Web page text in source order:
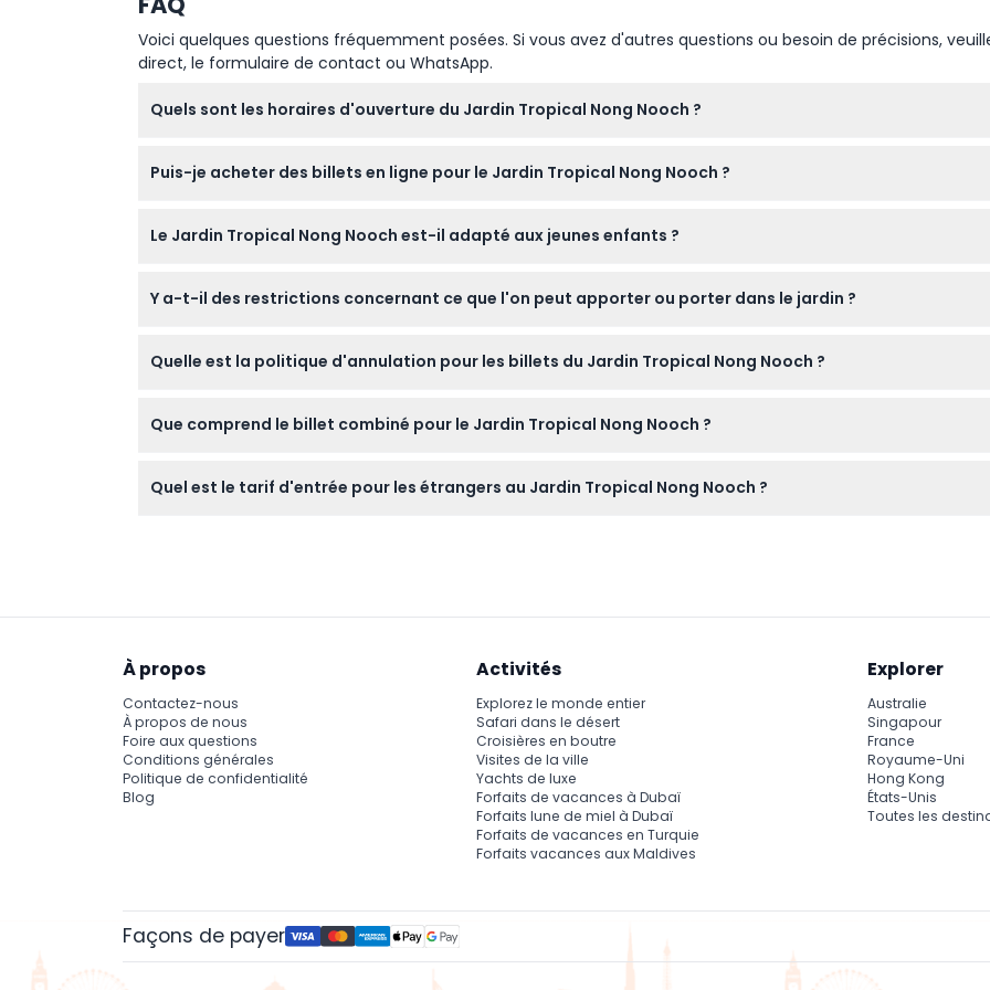
Voici quelques questions fréquemment posées. Si vous avez d'autres questions ou besoin de précisions,
direct, le formulaire de contact ou WhatsApp.
Quels sont les horaires d'ouverture du Jardin Tropical Nong Nooch ?
Puis-je acheter des billets en ligne pour le Jardin Tropical Nong Nooch ?
Le Jardin Tropical Nong Nooch est-il adapté aux jeunes enfants ?
une destination idéale pour les familles.
Y a-t-il des restrictions concernant ce que l'on peut apporter ou porter dans le jardin ?
Les maillots de bain doivent être appropriés si vous prévoyez d'utiliser les installations aquatiques.
Quelle est la politique d'annulation pour les billets du Jardin Tropical Nong Nooch ?
Que comprend le billet combiné pour le Jardin Tropical Nong Nooch ?
complète du parc.
Quel est le tarif d'entrée pour les étrangers au Jardin Tropical Nong Nooch ?
À propos
Contactez-nous
À propos de nous
Foire aux questions
Conditions générales
Politique de confidentialité
Blog
Activités
Explorez le monde entier
Safari dans le désert
Croisières en boutre
Visites de la ville
Yachts de luxe
Forfaits de vacances à Dubaï
Forfaits lune de miel à Dubaï
Forfaits de vacances en Turquie
Forfaits vacances aux Maldives
Explorer
Australie
Singapour
France
Royaume-Uni
Hong Kong
États-Unis
Toutes les
Façons de payer